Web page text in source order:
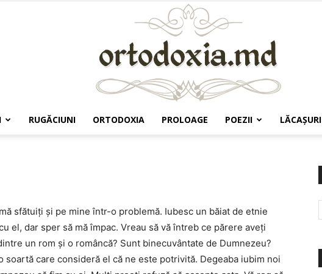
RUGĂCIUNI ORTODOXIA PROLOAGE POEZII LĂCAŞURI
sfătuiţi şi pe mine într-o problemă. Iubesc un băiat de etnie
el, dar sper să mă împac. Vreau să vă întreb ce părere aveţi
un rom şi o româncă? Sunt binecuvântate de Dumnezeu?
soartă care consideră el că ne este potrivită. Degeaba iubim noi